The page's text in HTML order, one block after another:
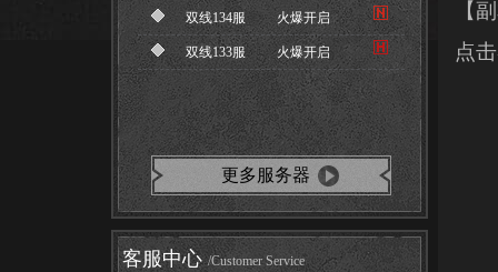
双线134服 火爆开启
双线133服 火爆开启
更多服务器
客服中心 /Customer Service
【
点